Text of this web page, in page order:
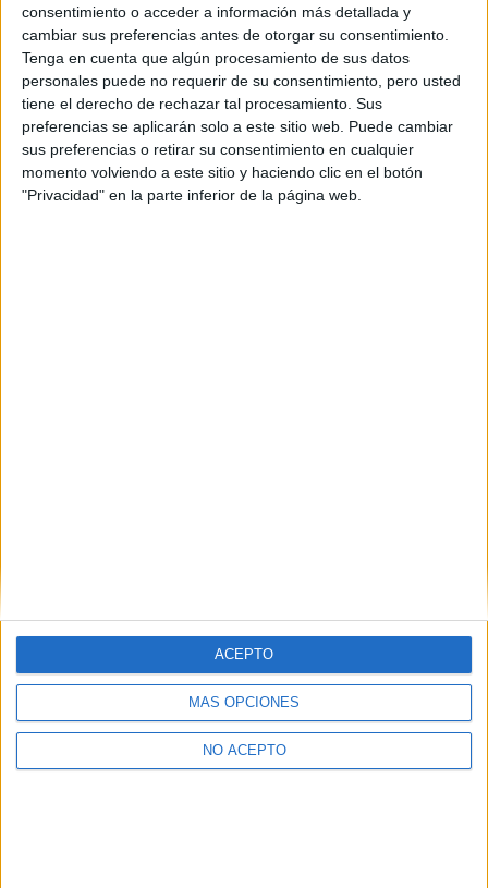
consentimiento o acceder a información más detallada y
cambiar sus preferencias antes de otorgar su consentimiento.
Tenga en cuenta que algún procesamiento de sus datos
personales puede no requerir de su consentimiento, pero usted
tiene el derecho de rechazar tal procesamiento. Sus
preferencias se aplicarán solo a este sitio web. Puede cambiar
sus preferencias o retirar su consentimiento en cualquier
momento volviendo a este sitio y haciendo clic en el botón
"Privacidad" en la parte inferior de la página web.
MÁS OPCIONES
NO ACEPTO
ACEPTO
y ontra cosa...podrías no escribir siempre en mayúscula?????
josemarii onubense
gracias xD y a partir de aora
�